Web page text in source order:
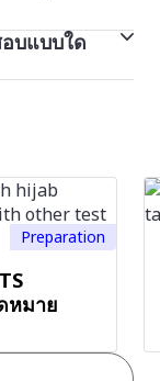
You should
examples
understand:
of ideas
questions
such as
This part
examiner
1 minute to
The
on the
about the
วามสามารถ
ารทํางานหรือ
ธยมศึกษา ลง
นิวซีแลนด์ สห
องสอบ IELTS
กัน ในบางศูนย์
กิน 7 วันก่อน
ส่วนอื่น ๆ อีก
ระเทศใด
หน้าใครยอมรับ
บแบบใด
วงการสอบนี้
การสอบตา
ฟัง การสอบพูด
นก่อนหรือหลัง
Preparation
หมาย